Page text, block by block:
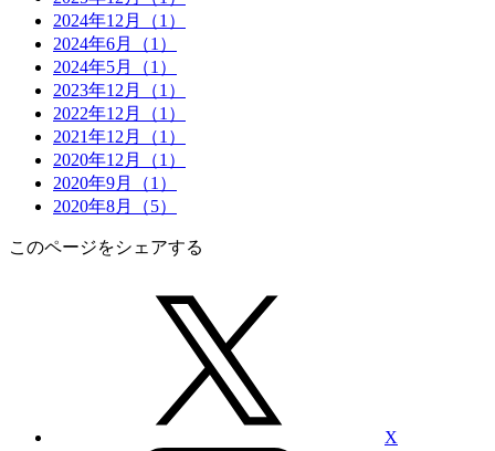
2024年12月（1）
2024年6月（1）
2024年5月（1）
2023年12月（1）
2022年12月（1）
2021年12月（1）
2020年12月（1）
2020年9月（1）
2020年8月（5）
このページをシェアする
X